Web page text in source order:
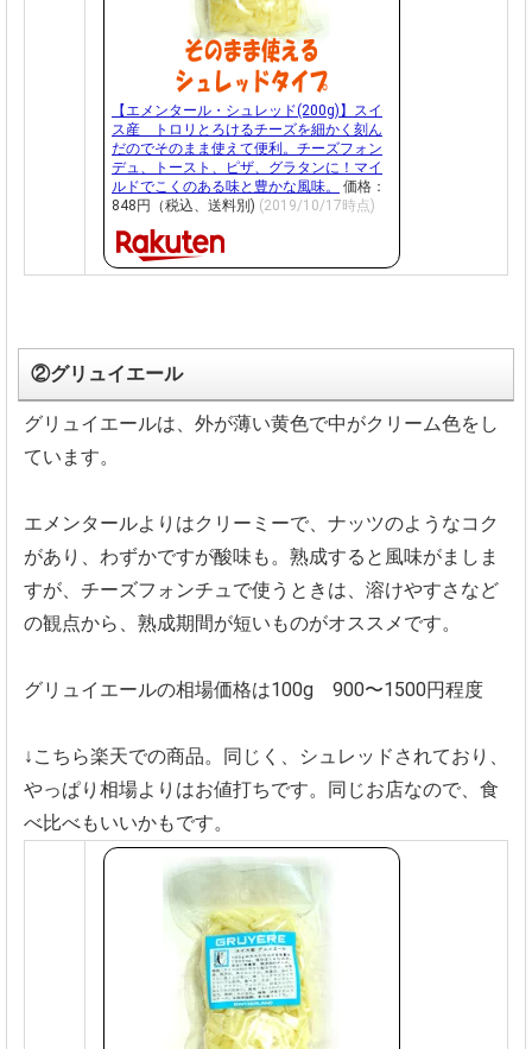
【エメンタール・シュレッド(200g)】スイ
ス産 トロリとろけるチーズを細かく刻ん
だのでそのまま使えて便利。チーズフォン
デュ、トースト、ピザ、グラタンに！マイ
ルドでこくのある味と豊かな風味。
価格：
848円（税込、送料別) (2019/10/17時点)
②グリュイエール
グリュイエールは、外が薄い黄色で中がクリーム色をし
ています。
エメンタールよりはクリーミーで、ナッツのようなコク
があり、わずかですが酸味も。熟成すると風味がましま
すが、チーズフォンチュで使うときは、溶けやすさなど
の観点から、熟成期間が短いものがオススメです。
グリュイエールの相場価格は100g 900〜1500円程度
↓こちら楽天での商品。同じく、シュレッドされており、
やっぱり相場よりはお値打ちです。同じお店なので、食
べ比べもいいかもです。